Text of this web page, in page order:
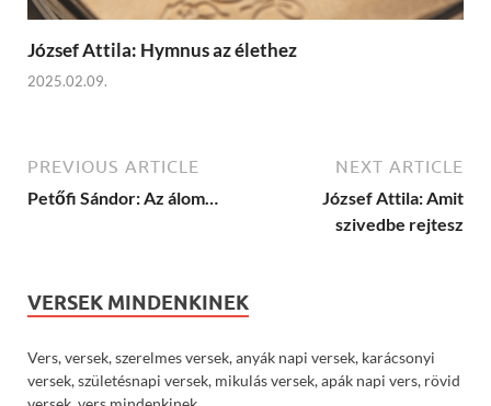
József Attila: Hymnus az élethez
2025.02.09.
PREVIOUS ARTICLE
Petőfi Sándor: Az álom…
NEXT ARTICLE
József Attila: Amit
szivedbe rejtesz
VERSEK MINDENKINEK
Vers, versek, szerelmes versek, anyák napi versek, karácsonyi
versek, születésnapi versek, mikulás versek, apák napi vers, rövid